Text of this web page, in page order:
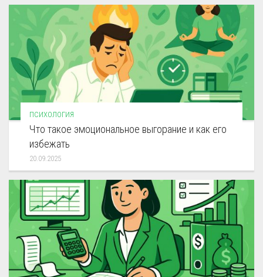
ПСИХОЛОГИЯ
Что такое эмоциональное выгорание и как его
избежать
20.09.2025